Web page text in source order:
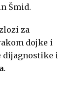
Šmid.
za
dojke i
dijagnostike i
.